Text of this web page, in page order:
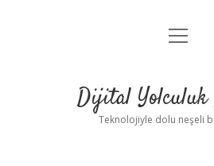
Anasayfa
Yasal Uyarı
menüyü
Dijital Yolculuk
Teknolojiyle dolu neşeli